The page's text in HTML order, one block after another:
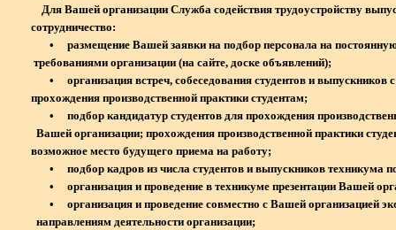
Для Вашей организации Служба содействия трудоустройству
сотрудничество:
• размещение Вашей заявки на подбор персонала на
требованиями организации (на сайте, доске объявлений);
• организация встреч, собеседования студентов и
прохождения производственной практики студентам;
• подбор кандидатур студентов для прохождения
Вашей организации; прохождения производственной
возможное место будущего приема на работу;
• подбор кадров из числа студентов и выпускников техникума
• организация и проведение в техникуме презентации Вашей
• организация и проведение совместно с Вашей организацией
направлениям деятельности организации;